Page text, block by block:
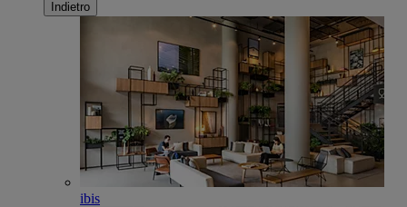
Indietro
ibis